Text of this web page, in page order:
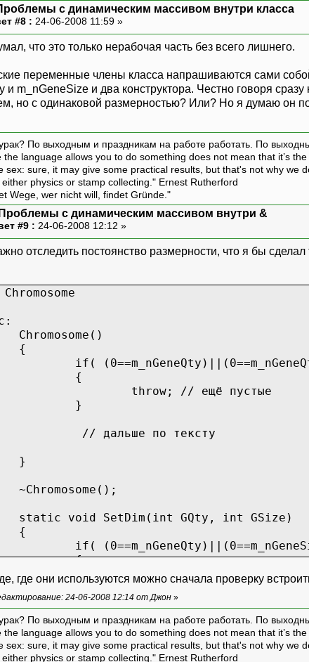
с динамическим массивом внутри класса
#8 : 24-06-2008 11:59 »
что это только нерабочая часть без всего лишнего.
переменные члены класса напрашиваются сами
и m_nGeneSize и два конструктора. Честно говоря
но с одинаковой размерностью? Или? Но я думаю он
По выходным и праздникам на работе работать. По
the language allows you to do something does not mean that it’s
sex: sure, it may give some practical results, but that's not why we
physics or stamp collecting." Ernest Rutherford
Wege, wer nicht will, findet Gründe."
с динамическим массивом внутри &
#9 : 24-06-2008 12:12 »
отследить постоянство размерности, что я бы сделал
Chromosome()
{
if(
{
throw; // ещё пустые
}
по тексту
}
~Chromosome();
static void SetDim(int GQty, int GSize)
{
if(
{
m_nGeneQty = GQty;
m_nGeneSize = GSize;
}
else
{
throw; // уже
}
где они используются можно сначала проверку
24-06-2008 12:14 от Джон »
По выходным и праздникам на работе работать. По
the language allows you to do something does not mean that it’s
sex: sure, it may give some practical results, but that's not why we
physics or stamp collecting." Ernest Rutherford